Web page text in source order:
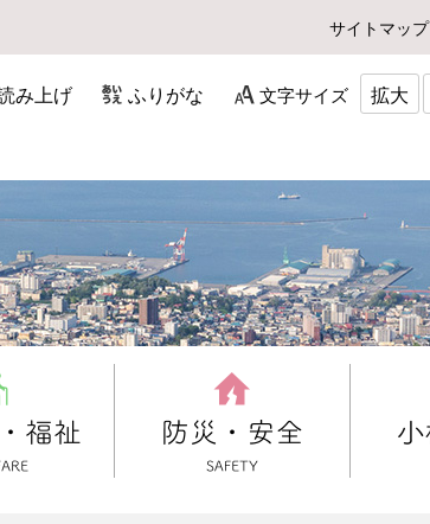
サイトマップ
み上げ ふりがな 文字サイズ 拡大